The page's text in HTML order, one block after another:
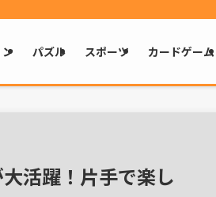
パズル スポーツ カードゲーム
活躍！片手で楽し